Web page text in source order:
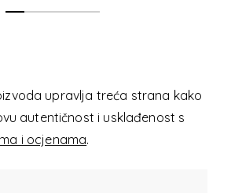
upravlja treća strana kako
autentičnost i usklađenost s
i ocjenama.